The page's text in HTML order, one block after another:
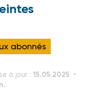
abonnés
à jour : 15.05.2025